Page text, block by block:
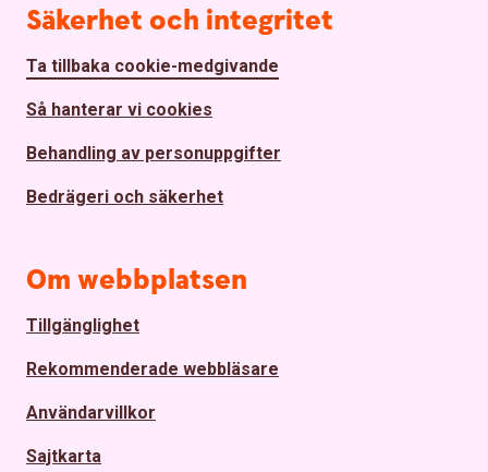
Säkerhet och integritet
Ta tillbaka cookie-medgivande
Så hanterar vi cookies
Behandling av personuppgifter
Bedrägeri och säkerhet
Om webbplatsen
Tillgänglighet
Rekommenderade webbläsare
Användarvillkor
Sajtkarta